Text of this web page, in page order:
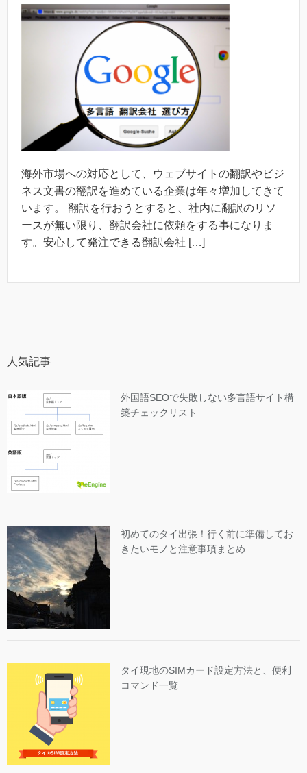
海外市場への対応として、ウェブサイトの翻訳やビジ
ネス文書の翻訳を進めている企業は年々増加してきて
います。 翻訳を行おうとすると、社内に翻訳のリソ
ースが無い限り、翻訳会社に依頼をする事になりま
す。安心して発注できる翻訳会社 […]
人気記事
外国語SEOで失敗しない多言語サイト構
築チェックリスト
初めてのタイ出張！行く前に準備してお
きたいモノと注意事項まとめ
タイ現地のSIMカード設定方法と、便利
コマンド一覧